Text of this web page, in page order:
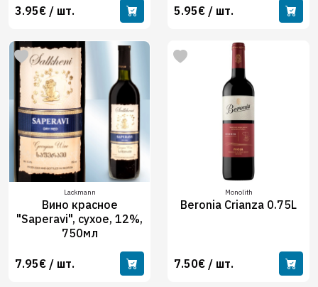
3.95€ / шт. 5.95€ / шт.
Lackmann
Вино красное
"Saperavi", сухое, 12%,
750мл
7.95€ / шт.
Monolith
Beronia Crianza 0.75L
7.50€ / шт.